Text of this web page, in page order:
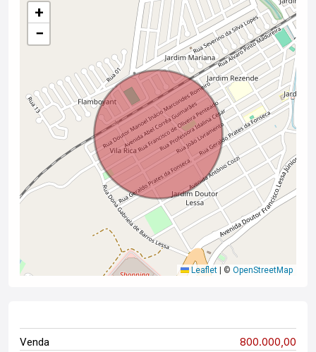
+
−
Leaflet © OpenStreetMap
Venda 800.000,00